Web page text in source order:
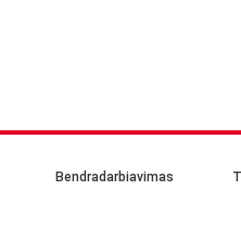
Bendradarbiavimas